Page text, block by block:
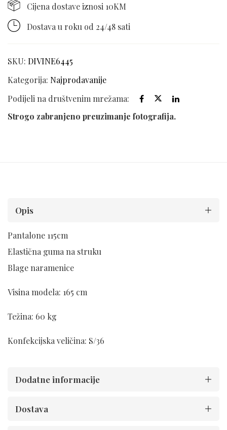
Cijena dostave iznosi 10KM
Dostava u roku od 24/48 sati
SKU: DIVINE6445
Kategorija: Najprodavanije
Podijeli na društvenim mrežama:
Strogo zabranjeno preuzimanje fotografija.
Opis
Pantalone 115cm
Elastična guma na struku
Blage naramenice
Visina modela: 165 cm
Težina: 60 kg
Konfekcijska veličina: S/36
Dodatne informacije
Dostava